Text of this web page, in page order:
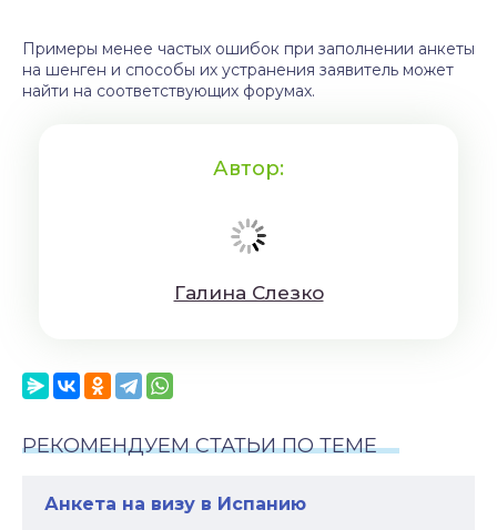
Примеры менее частых ошибок при заполнении анкеты
на шенген и способы их устранения заявитель может
найти на соответствующих форумах.
Автор:
Гaлинa Cлeзкo
РЕКОМЕНДУЕМ СТАТЬИ ПО ТЕМЕ
Анкета на визу в Испанию